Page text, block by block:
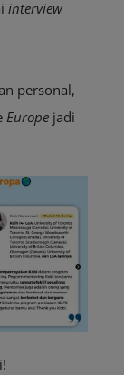
interview
personal,
Europe jadi